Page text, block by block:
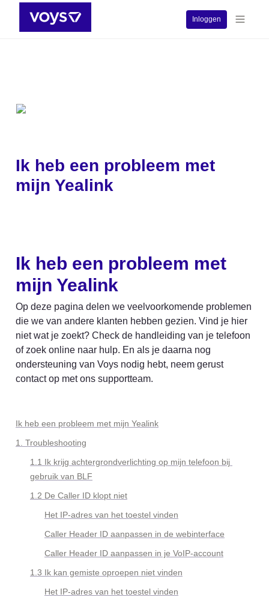
Inloggen
Ik heb een probleem met
mijn Yealink
Ik heb een probleem met
mijn Yealink
Op deze pagina delen we veelvoorkomende problemen
die we van andere klanten hebben gezien. Vind je hier
niet wat je zoekt? Check de handleiding van je telefoon
of zoek online naar hulp. En als je daarna nog
ondersteuning van Voys nodig hebt, neem gerust
contact op met ons supportteam.
Ik heb een probleem met mijn Yealink
1. Troubleshooting
1.1 Ik krijg achtergrondverlichting op mijn telefoon bij
gebruik van BLF
1.2 De Caller ID klopt niet
Het IP-adres van het toestel vinden
Caller Header ID aanpassen in de webinterface
Caller Header ID aanpassen in je VoIP-account
1.3 Ik kan gemiste oproepen niet vinden
Het IP-adres van het toestel vinden